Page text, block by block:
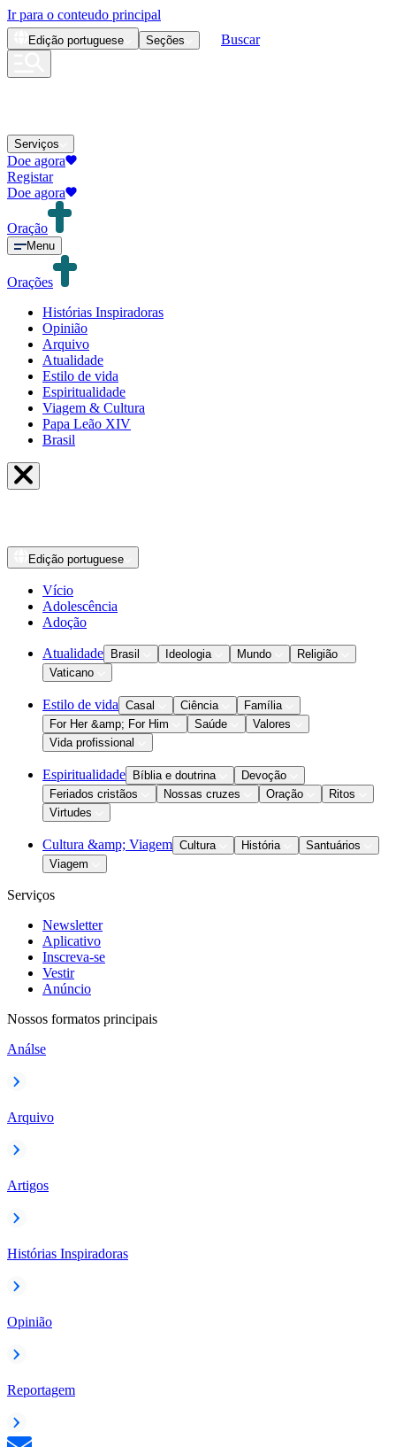
Ir para o conteudo principal
Edição portuguese Seções Buscar
Serviços
Doe agora
Registar
Doe agora
Oração
Menu
Orações
Histórias Inspiradoras
Opinião
Arquivo
Atualidade
Estilo de vida
Espiritualidade
Viagem & Cultura
Papa Leão XIV
Brasil
Edição portuguese
Vício
Adolescência
Adoção
Atualidade Brasil Ideologia Mundo
Religião
Vaticano
Estilo de vida Casal Ciência
Família
For Her &amp; For Him
Saúde
Valores
Vida profissional
Espiritualidade Bíblia e doutrina
Devoção
Feriados cristãos
Nossas cruzes Oração
Ritos
Virtudes
Cultura &amp; Viagem Cultura História
Santuários
Viagem
Serviços
Newsletter
Aplicativo
Inscreva-se
Vestir
Anúncio
Nossos formatos principais
Análse
Arquivo
Artigos
Histórias Inspiradoras
Opinião
Reportagem